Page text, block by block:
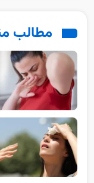
مطالب